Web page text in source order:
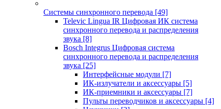
Системы синхронного перевода [49]
Televic Lingua IR Цифровая ИК система
синхронного перевода и распределения
звука [8]
Bosch Integrus Цифровая система
синхронного перевода и распределения
звука [25]
Интерфейсные модули [7]
ИК-излучатели и аксессуары [5]
ИК-приемники и аксессуары [7]
Пульты переводчиков и аксессуары [4]